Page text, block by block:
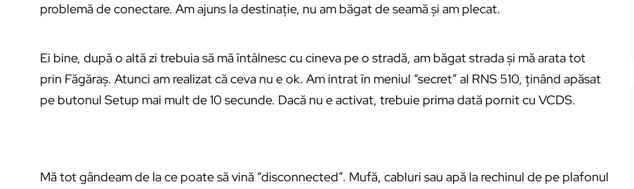
problemă de conectare. Am ajuns la destinație, nu am băgat de seamă și am plecat.
Ei bine, după o altă zi trebuia să mă întâlnesc cu cineva pe o stradă, am băgat strada și mă arata tot
prin Făgăraș. Atunci am realizat că ceva nu e ok. Am intrat în meniul “secret” al RNS 510, ținând apăsat
pe butonul Setup mai mult de 10 secunde. Dacă nu e activat, trebuie prima dată pornit cu VCDS.
Mă tot gândeam de la ce poate să vină “disconnected”. Mufă, cabluri sau apă la rechinul de pe plafonul